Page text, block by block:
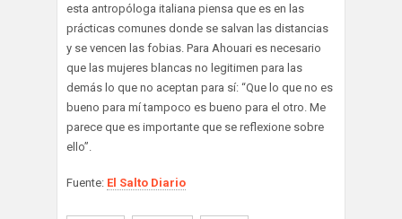
esta antropóloga italiana piensa que es en las
prácticas comunes donde se salvan las distancias
y se vencen las fobias. Para Ahouari es necesario
que las mujeres blancas no legitimen para las
demás lo que no aceptan para sí: “Que lo que no es
bueno para mí tampoco es bueno para el otro. Me
parece que es importante que se reflexione sobre
ello”.
Fuente: El Salto Diario